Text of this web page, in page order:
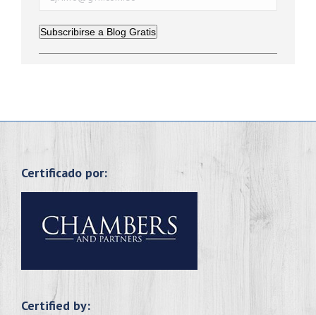
Subscribirse a Blog Gratis
Certificado por:
Certified by: